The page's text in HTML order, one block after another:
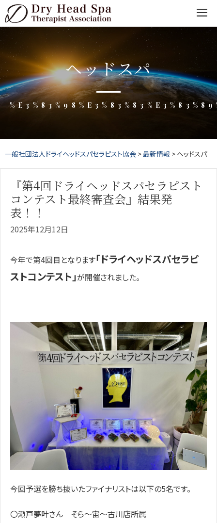
Skip
to
content
ヘッドスパ
一般社団法人ドライヘッドスパセラピスト協会 >最新情報 > ヘッドスパ
『第4回ドライヘッドスパセラピスト
コンテスト最終審査会』結果発
表！！
2025年12月12日
今年で第4回目となります「ドライヘッドスパセラピ
ストコンテスト」が開催されました。
今回予選を勝ち抜いたファイナリストは以下の5名です。
〇瀬戸夢叶さん そら～宙～古川店所属